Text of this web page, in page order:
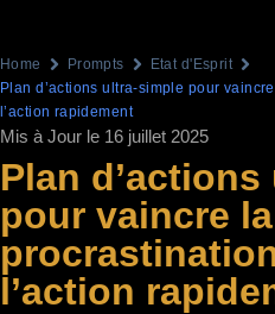
Home Prompts
Etat d'Esprit
Plan d’actions ultra-simple pour
l’action rapidement
Mis à Jour le 16 juillet 2025
Plan
pour vaincre la
l’action